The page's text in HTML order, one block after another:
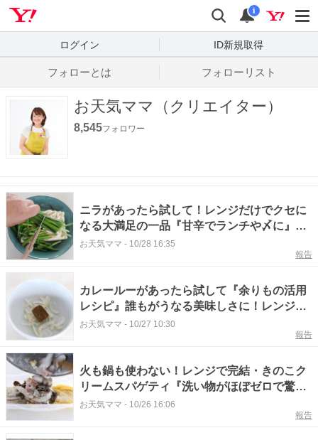
検索
通知
i
ログイン ID新規取得
フォローとは フォローリスト
お天気ママ（クリエイター）
8,545フォロワー
ニラがあったら試して！レンジだけでクセに
なる大満足の一品『甘辛でランチや〆に』時
短の裏ワザとレシピ
お天気ママ - 10/28 16:35
報告
カレールーがあったら試して『余りもの活用
レシピ』誰もがうなる美味しさに！レンジの
簡単レシピと裏ワザ
お天気ママ - 10/27 10:30
報告
火も鍋も使わない！レンジで完結・きのこク
リームスパゲティ『洗い物がほぼゼロで驚
き』
お天気ママ - 10/26 16:06
報告